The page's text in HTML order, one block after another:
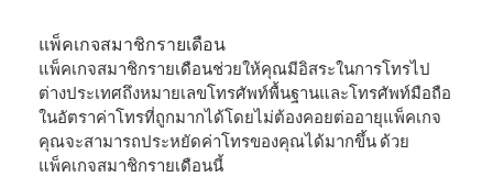
แพ็คเกจสมาชิกรายเดือน
แพ็คเกจสมาชิกรายเดือนช่วยให้คุณมีอิสระในการโทรไป
ต่างประเทศถึงหมายเลขโทรศัพท์พื้นฐานและโทรศัพท์มือถือ
ในอัตราค่าโทรที่ถูกมากได้โดยไม่ต้องคอยต่ออายุแพ็คเกจ
คุณจะสามารถประหยัดค่าโทรของคุณได้มากขึ้น ด้วย
แพ็คเกจสมาชิกรายเดือนนี้